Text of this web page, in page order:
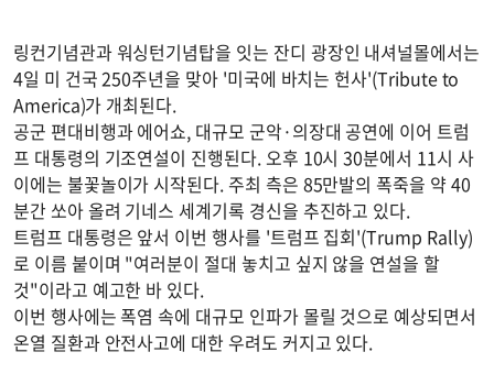
링컨기념관과 워싱턴기념탑을 잇는 잔디 광장인 내셔널몰에서는
4일 미 건국 250주년을 맞아 '미국에 바치는 헌사'(Tribute to
America)가 개최된다.
공군 편대비행과 에어쇼, 대규모 군악·의장대 공연에 이어 트럼
프 대통령의 기조연설이 진행된다. 오후 10시 30분에서 11시 사
이에는 불꽃놀이가 시작된다. 주최 측은 85만발의 폭죽을 약 40
분간 쏘아 올려 기네스 세계기록 경신을 추진하고 있다.
트럼프 대통령은 앞서 이번 행사를 '트럼프 집회'(Trump Rally)
로 이름 붙이며 "여러분이 절대 놓치고 싶지 않을 연설을 할
것"이라고 예고한 바 있다.
이번 행사에는 폭염 속에 대규모 인파가 몰릴 것으로 예상되면서
온열 질환과 안전사고에 대한 우려도 커지고 있다.